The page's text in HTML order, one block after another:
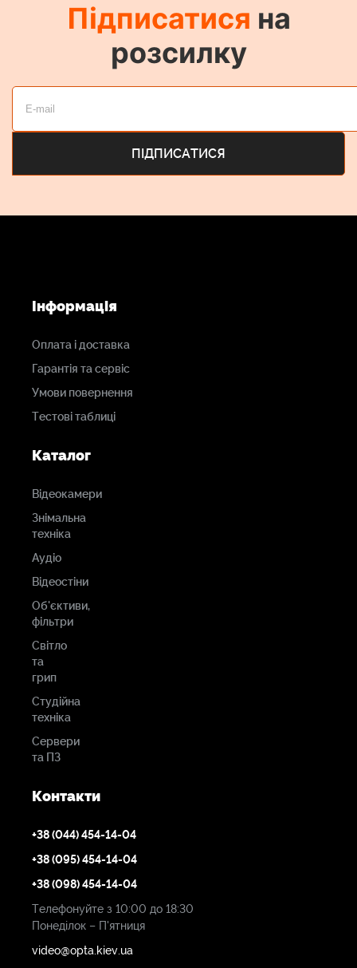
Підписатися на
розсилку
Інформація
Оплата і доставка
Гарантія та сервіс
Умови повернення
Тестові таблиці
Каталог
Відеокамери
Знімальна
техніка
Аудіо
Відеостіни
Об'єктиви,
фільтри
Світло
та
грип
Студійна
техніка
Сервери
та ПЗ
Контакти
+38 (044) 454-14-04
+38 (095) 454-14-04
+38 (098) 454-14-04
Телефонуйте з 10:00 до 18:30
Понеділок – П'ятниця
video@opta.kiev.ua